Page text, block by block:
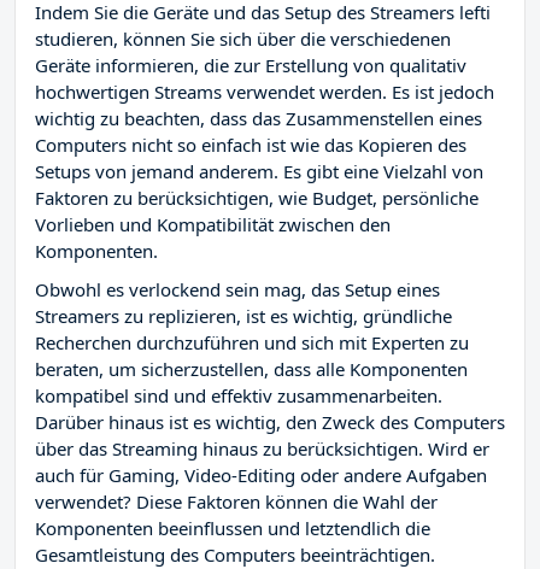
Indem Sie die Geräte und das Setup des Streamers lefti
studieren, können Sie sich über die verschiedenen
Geräte informieren, die zur Erstellung von qualitativ
hochwertigen Streams verwendet werden. Es ist jedoch
wichtig zu beachten, dass das Zusammenstellen eines
Computers nicht so einfach ist wie das Kopieren des
Setups von jemand anderem. Es gibt eine Vielzahl von
Faktoren zu berücksichtigen, wie Budget, persönliche
Vorlieben und Kompatibilität zwischen den
Komponenten.
Obwohl es verlockend sein mag, das Setup eines
Streamers zu replizieren, ist es wichtig, gründliche
Recherchen durchzuführen und sich mit Experten zu
beraten, um sicherzustellen, dass alle Komponenten
kompatibel sind und effektiv zusammenarbeiten.
Darüber hinaus ist es wichtig, den Zweck des Computers
über das Streaming hinaus zu berücksichtigen. Wird er
auch für Gaming, Video-Editing oder andere Aufgaben
verwendet? Diese Faktoren können die Wahl der
Komponenten beeinflussen und letztendlich die
Gesamtleistung des Computers beeinträchtigen.